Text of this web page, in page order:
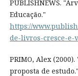
PUBLISHNEWS.
Educação."
https://
de-livros-cresce-e-
PRIMO, Alex
proposta de